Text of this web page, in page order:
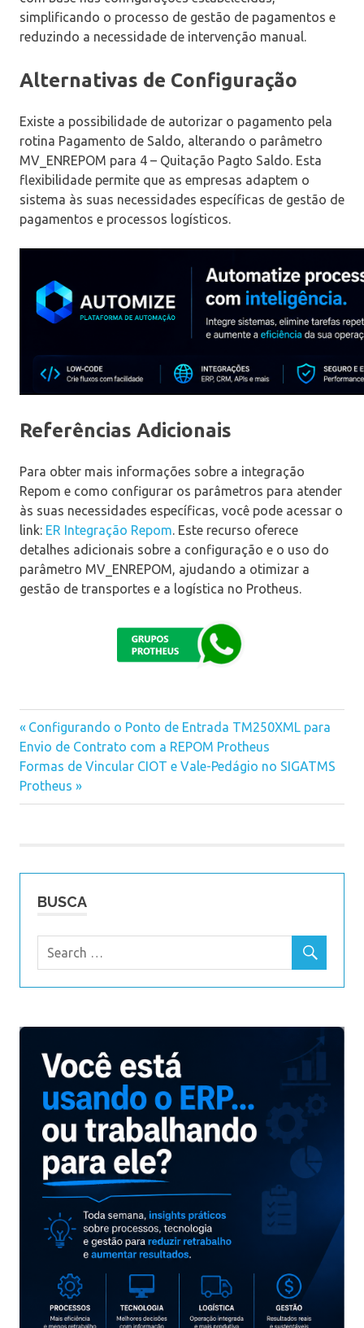
simplificando o processo de gestão de pagamentos e
reduzindo a necessidade de intervenção manual.
Alternativas de Configuração
Existe a possibilidade de autorizar o pagamento pela
rotina Pagamento de Saldo, alterando o parâmetro
MV_ENREPOM para 4 – Quitação Pagto Saldo. Esta
flexibilidade permite que as empresas adaptem o
sistema às suas necessidades específicas de gestão de
pagamentos e processos logísticos.
Referências Adicionais
Para obter mais informações sobre a integração
Repom e como configurar os parâmetros para atender
às suas necessidades específicas, você pode acessar o
link: ER Integração Repom . Este recurso oferece
detalhes adicionais sobre a configuração e o uso do
parâmetro MV_ENREPOM, ajudando a otimizar a
gestão de transportes e a logística no Protheus.
Navegação
de
Post
Previous
Post:
Configurando o Ponto de Entrada TM250XML para
Envio de Contrato com a REPOM Protheus
Next
Post:
Formas de Vincular CIOT e Vale-Pedágio no SIGATMS
Protheus
BUSCA